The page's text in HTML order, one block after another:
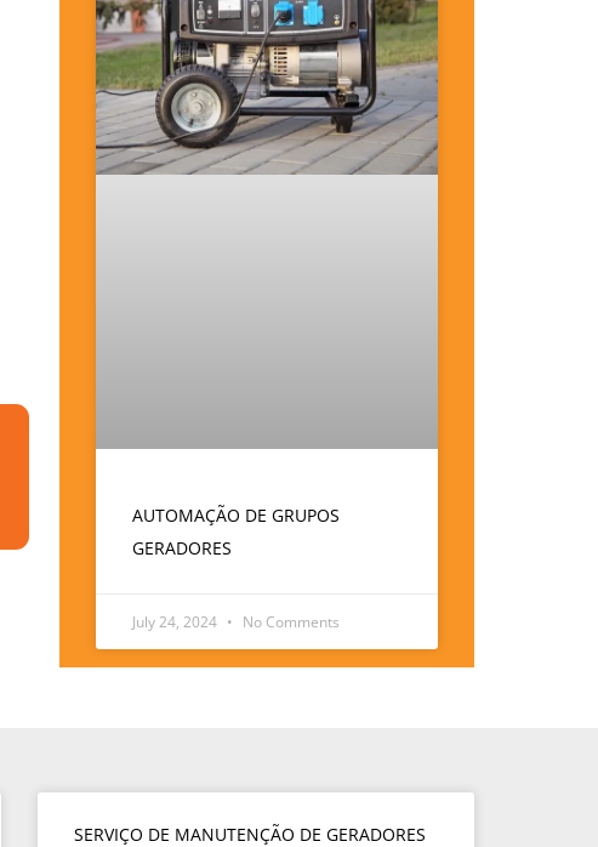
AUTOMAÇÃO DE GRUPOS
GERADORES
July 24, 2024 No Comments
SERVIÇO DE MANUTENÇÃO DE GERADORES